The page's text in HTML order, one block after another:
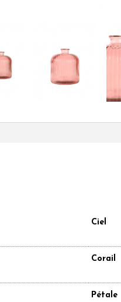
Ciel
Corail
Pétale